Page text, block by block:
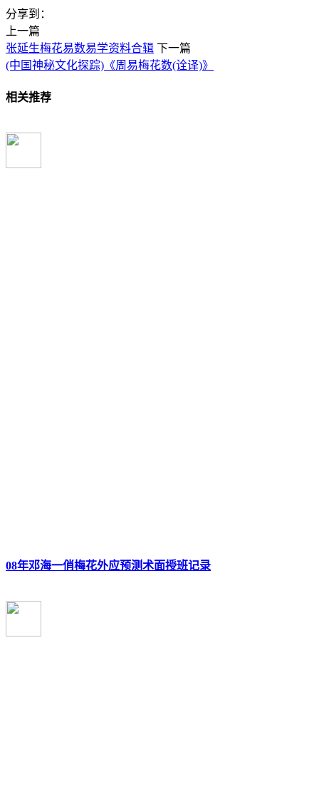
分享到：
上一篇
张延生梅花易数易学资料合辑 下一篇
(中国神秘文化探踪)《周易梅花数(诠译)》
相关推荐
08年邓海一俏梅花外应预测术面授班记录